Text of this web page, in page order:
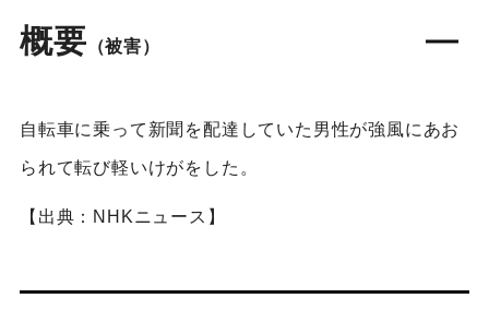
概要 （被害）
自転車に乗って新聞を配達していた男性が強風にあお
られて転び軽いけがをした。
【出典：NHKニュース】